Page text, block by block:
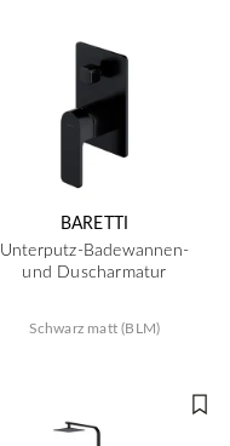
BARETTI
Unterputz-Badewannen-
und Duscharmatur
Schwarz matt (BLM)